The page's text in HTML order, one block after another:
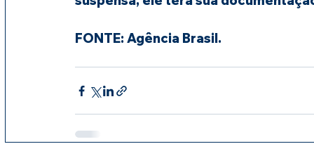
FONTE: Agência Brasil.